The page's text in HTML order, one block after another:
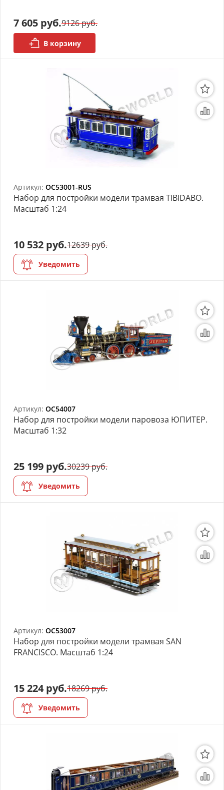
7 605 руб.9126 руб.
В корзину
Артикул: OC53001-RUS
Набор для постройки модели трамвая TIBIDABO.
Масштаб 1:24
10 532 руб.12639 руб.
Уведомить
Артикул: OC54007
Набор для постройки модели паровоза ЮПИТЕР.
Масштаб 1:32
25 199 руб.30239 руб.
Уведомить
Артикул: OC53007
Набор для постройки модели трамвая SAN
FRANCISCO. Масштаб 1:24
15 224 руб.18269 руб.
Уведомить